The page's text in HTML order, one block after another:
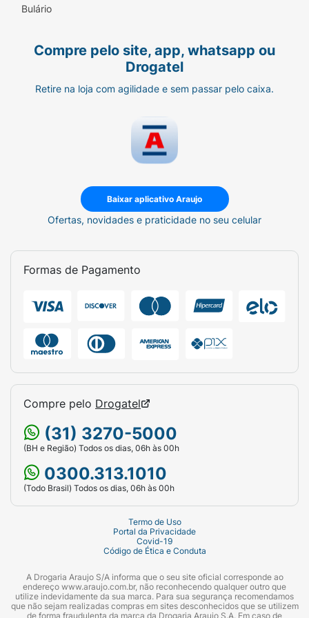
previne o aparecimento de estrias. (1)
dermatológico em 18 a 31 mulheres grávidas
com idades entre 22 e 35 anos
(autoavaliação 6 semanas após o parto).
• Fragrância natural dos ingredientes.
• Dermatologicamente testado.
• Compatível com a amamentação. Seguro
• Eco-concebido: Embalagem feita de
• Desenvolvido na França a partir de 70 anos
de pesquisa dermatológica.
Conheça a linha completa Mustela Maternité,
com dermocosméticos naturais formulados
para as futuras e recém-mamães.
Bulário
Compre pelo site, app, whatsapp ou
Drogatel
Retire na loja com agilidade e sem passar pelo caixa.
Baixar aplicativo Araujo
Ofertas, novidades e praticidade no seu celular
Formas de Pagamento
Compre pelo Drogatel
(31) 3270-5000
(BH e Região) Todos os dias, 06h às 00h
0300.313.1010
(Todo Brasil) Todos os dias, 06h às 00h
Termo de Uso
Portal da Privacidade
Covid-19
Código de Ética e Conduta
A Drogaria Araujo S/A informa que o seu site oficial corresponde ao
endereço www.araujo.com.br, não reconhecendo qualquer outro que
utilize indevidamente da sua marca. Para sua segurança recomendamos
que não sejam realizadas compras em sites desconhecidos que se utilizem
de forma fraudulenta da marca da Drogaria Araujo S.A. Em caso de